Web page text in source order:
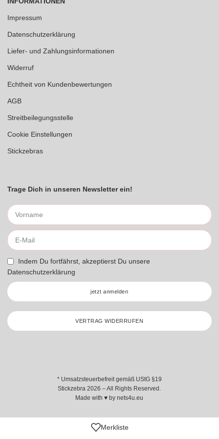
Impressum
Datenschutzerklärung
Liefer- und Zahlungsinformationen
Widerruf
Echtheit von Kundenbewertungen
AGB
Streitbeilegungsstelle
Cookie Einstellungen
Stickzebras
Trage Dich in unseren Newsletter ein!
Indem Du fortfährst, akzeptierst Du unsere
Datenschutzerklärung
jetzt anmelden
VERTRAG WIDERRUFEN
* Umsatzsteuerbefreit gemäß UStG §19
Stickzebra 2026 – All Rights Reserved.
Made with ♥ bynets4u.eu
Merkliste